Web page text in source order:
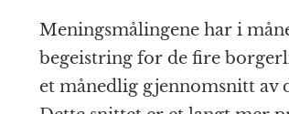
Meningsmålingene har i
begeistring for de fire
et månedlig gjennomsnitt av